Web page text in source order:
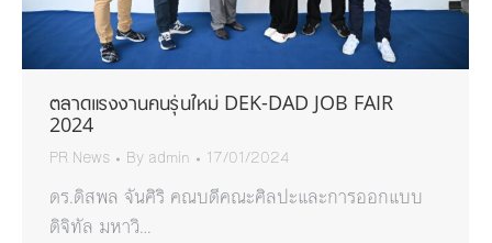
ตลาดแรงงานคนรุ่นใหม่ DEK-DAD JOB FAIR
2024
PR News By admin 17/01/2024
ดร.ดิสพล จันศิริ คณบดีคณะศิลปะและการออกแบบ
ดิจิทัล มหาวิ…